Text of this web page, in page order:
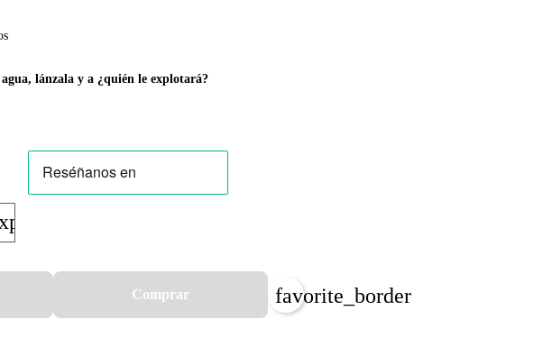
lánzala y a ¿quién le explotará?
Comprar favorite_border